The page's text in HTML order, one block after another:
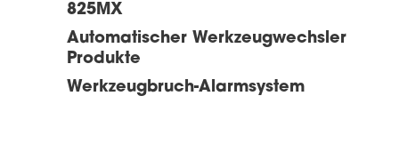
825MX
Automatischer Werkzeugwechsler
Produkte
Werkzeugbruch-Alarmsystem